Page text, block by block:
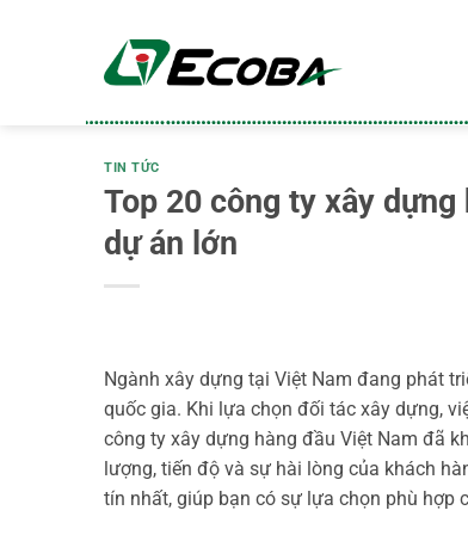
TIN TỨC
Top 20 công ty xây
dự án lớn
Ngành xây dựng tại Việt Nam đang phát
quốc gia. Khi lựa chọn đối tác xây dựng,
công ty xây dựng hàng đầu Việt Nam đã
lượng, tiến độ và sự hài lòng của khách
tín nhất, giúp bạn có sự lựa chọn phù hợp